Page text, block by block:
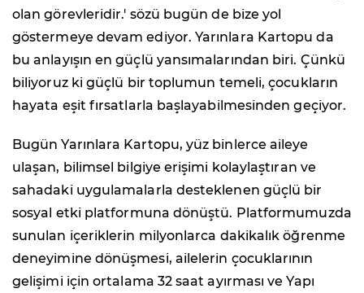
olan görevleridir.' sözü bugün de bize yol
göstermeye devam ediyor. Yarınlara Kartopu da
bu anlayışın en güçlü yansımalarından biri. Çünkü
biliyoruz ki güçlü bir toplumun temeli, çocukların
hayata eşit fırsatlarla başlayabilmesinden geçiyor.
Bugün Yarınlara Kartopu, yüz binlerce aileye
ulaşan, bilimsel bilgiye erişimi kolaylaştıran ve
sahadaki uygulamalarla desteklenen güçlü bir
sosyal etki platformuna dönüştü. Platformumuzda
sunulan içeriklerin milyonlarca dakikalık öğrenme
deneyimine dönüşmesi, ailelerin çocuklarının
gelişimi için ortalama 32 saat ayırması ve Yapı